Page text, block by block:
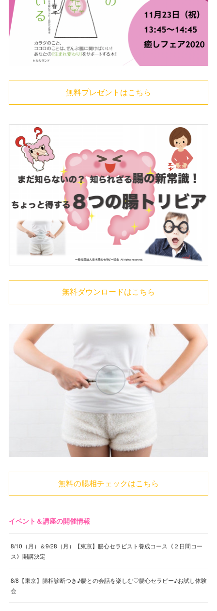
無料プレゼントはこちら
無料ダウンロードはこちら
無料の腸相チェックはこちら
イベント＆講座の開催情報
8/10（月）＆9/28（月）【東京】腸心セラピスト養成コース《２日間コー
ス》開講決定
8/8【東京】腸相診断つき♪腸との会話を楽しむ♡腸心セラピー♪お試し体験
会